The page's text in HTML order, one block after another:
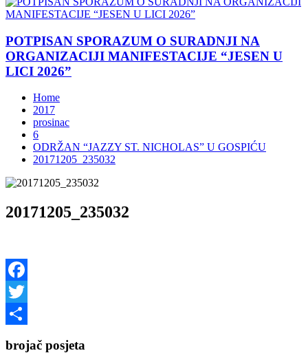
POTPISAN SPORAZUM O SURADNJI NA
ORGANIZACIJI MANIFESTACIJE “JESEN U
LICI 2026”
Home
2017
prosinac
6
ODRŽAN “JAZZY ST. NICHOLAS” U GOSPIĆU
20171205_235032
20171205_235032
Facebook
Twitter
brojač posjeta